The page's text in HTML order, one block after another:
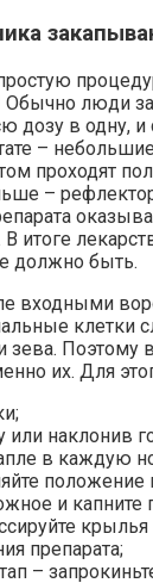
Обычно люди
дозу в одну,
–
проходят
–
итоге
должно быть.
входными
клетки
зева. Поэтому
их. Для
или наклонив
в каждую
положение
и капните
препарата;
–